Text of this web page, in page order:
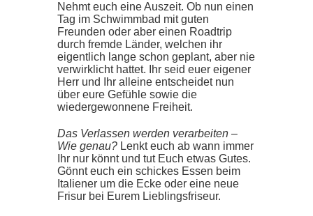
Nehmt euch eine Auszeit. Ob nun einen
Tag im Schwimmbad mit guten
Freunden oder aber einen Roadtrip
durch fremde Länder, welchen ihr
eigentlich lange schon geplant, aber nie
verwirklicht hattet. Ihr seid euer eigener
Herr und Ihr alleine entscheidet nun
über eure Gefühle sowie die
wiedergewonnene Freiheit.
Das Verlassen werden verarbeiten –
Wie genau?Lenkt euch ab wann immer
Ihr nur könnt und tut Euch etwas Gutes.
Gönnt euch ein schickes Essen beim
Italiener um die Ecke oder eine neue
Frisur bei Eurem Lieblingsfriseur.